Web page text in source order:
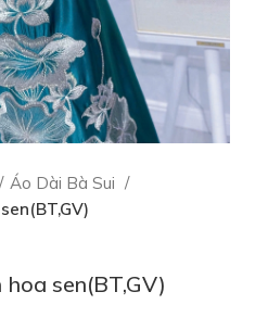
Áo Dài Bà Sui
sen(BT,GV)